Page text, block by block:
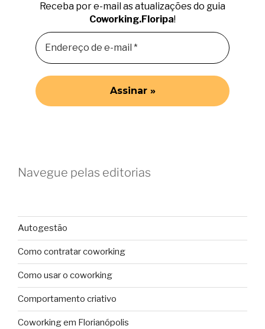
Receba por e-mail as atualizações do guia
Coworking.Floripa!
Navegue pelas editorias
Autogestão
Como contratar coworking
Como usar o coworking
Comportamento criativo
Coworking em Florianópolis